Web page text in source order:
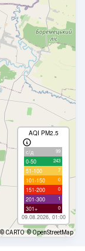
AQI PM2.5
с/д 99
0-50 243
51-100 7
101-150 0
151-200 0
201-300 1
301+ 0
09.08.2026, 01:00
© CARTO © OpenStreetMap